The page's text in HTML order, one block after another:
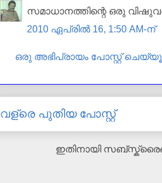
സമാധാനത്തിന്റെ ഒരു
2010 ഏപ്രിൽ 16, 1:50 AM-ന്
ഒരു അഭിപ്രായം പോസ്റ്റ് ചെയ്യൂ
വള്രെ പുതിയ പോസ്റ്റ്
ഇതിനായി